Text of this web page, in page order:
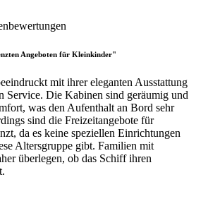
Angeboten für Kleinkinder"
mit ihrer eleganten Ausstattung
Service. Die Kabinen sind geräumig und
was den Aufenthalt an Bord sehr
sind die Freizeitangebote für
da es keine speziellen Einrichtungen
Altersgruppe gibt. Familien mit
überlegen, ob das Schiff ihren